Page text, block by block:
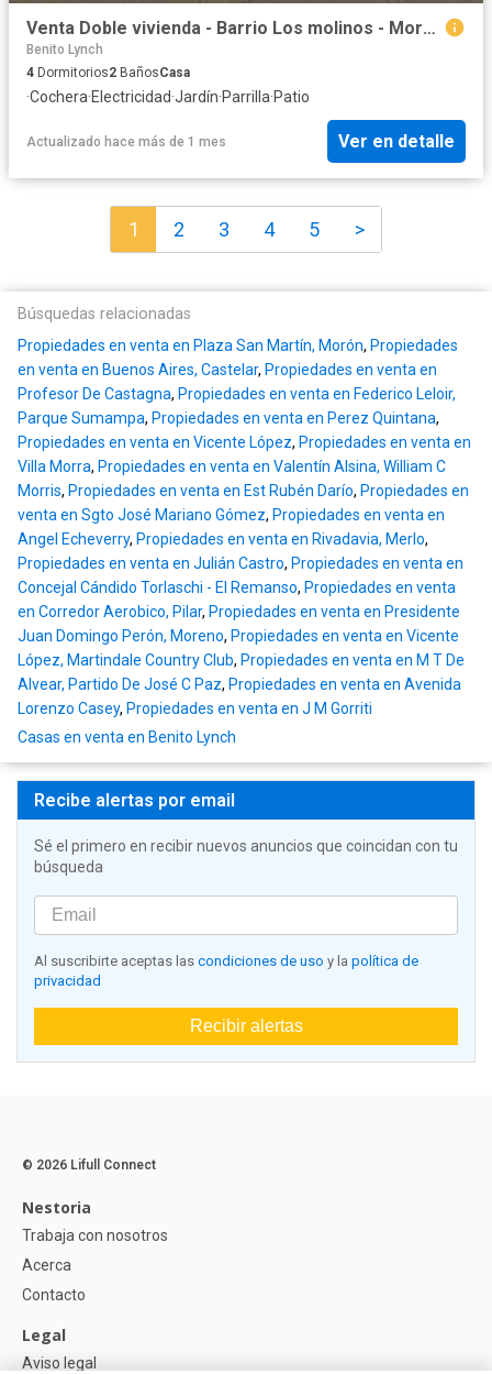
Venta Doble vivienda - Barrio Los molinos - Moreno
Benito Lynch
4 Dormitorios2 BañosCasa
·Cochera·Electricidad·Jardín·Parrilla·Patio
Actualizado hace más de 1 mes Ver en detalle
1 2 3 4 5 >
Búsquedas relacionadas
Propiedades en venta en Plaza San Martín, Morón, Propiedades
en venta en Buenos Aires, Castelar, Propiedades en venta en
Profesor De Castagna, Propiedades en venta en Federico Leloir,
Parque Sumampa, Propiedades en venta en Perez Quintana,
Propiedades en venta en Vicente López, Propiedades en venta en
Villa Morra, Propiedades en venta en Valentín Alsina, William C
Morris, Propiedades en venta en Est Rubén Darío, Propiedades en
venta en Sgto José Mariano Gómez, Propiedades en venta en
Angel Echeverry, Propiedades en venta en Rivadavia, Merlo,
Propiedades en venta en Julián Castro, Propiedades en venta en
Concejal Cándido Torlaschi - El Remanso, Propiedades en venta
en Corredor Aerobico, Pilar, Propiedades en venta en Presidente
Juan Domingo Perón, Moreno, Propiedades en venta en Vicente
López, Martindale Country Club, Propiedades en venta en M T De
Alvear, Partido De José C Paz, Propiedades en venta en Avenida
Lorenzo Casey, Propiedades en venta en J M Gorriti
Casas en venta en Benito Lynch
Recibe alertas por email
Sé el primero en recibir nuevos anuncios que coincidan con tu
búsqueda
Al suscribirte aceptas las condiciones de uso y la política de
privacidad
Recibir alertas
© 2026 Lifull Connect
Nestoria
Trabaja con nosotros
Acerca
Contacto
Legal
Aviso legal